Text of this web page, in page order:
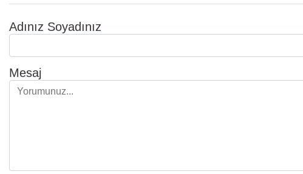
Adınız Soyadınız
Mesaj